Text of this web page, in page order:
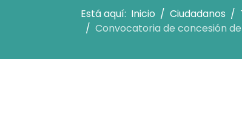
Está aquí: Inicio Ciudadanos
Convocatoria de concesión